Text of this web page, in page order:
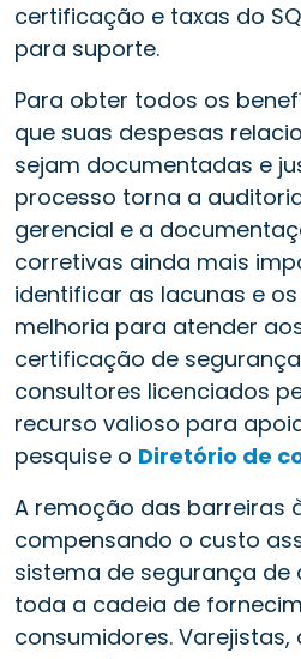
certificação e taxas do
para suporte.
Para obter todos os
que suas despesas
sejam documentadas e
processo torna a
gerencial e a
corretivas ainda mais
identificar as lacunas e
melhoria para atender
certificação de
consultores licenciados
recurso valioso para
pesquise o Diretório de
A remoção das barreiras
compensando o custo
sistema de segurança de
toda a cadeia de
consumidores.